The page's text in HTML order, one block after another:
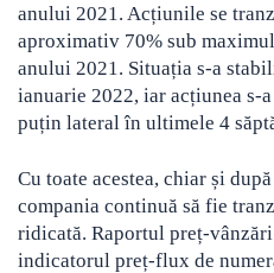
anului 2021. Acțiunile se
aproximativ 70% sub
anului 2021. Situația s-a
ianuarie 2022, iar acțiunea s-
puțin lateral în ultimele 4
Cu toate acestea, chiar și
compania continuă să fie
ridicată. Raportul preț-
indicatorul preț-flux de